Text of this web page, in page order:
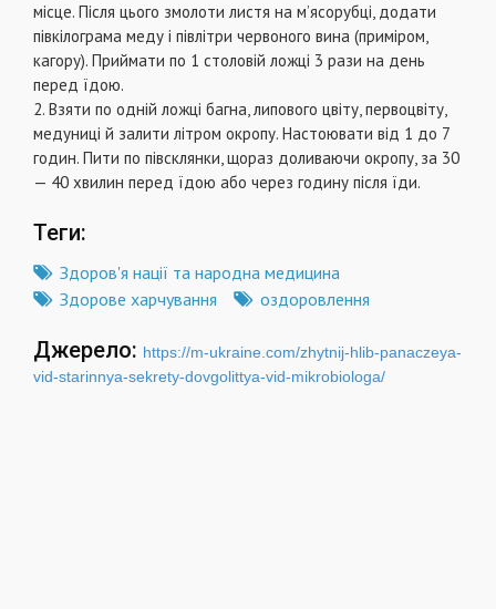
мiсце. Пiсля цього змолоти листя на м’ясорубцi, додати
пiвкiлограма меду i пiвлiтри червоного вина (примiром,
кагору). Приймати по 1 столовiй ложцi 3 рази на день
перед їдою.
2. Взяти по однiй ложцi багна, липового цвiту, первоцвiту,
медуницi й залити лiтром окропу. Настоювати вiд 1 до 7
годин. Пити по пiвсклянки, щораз доливаючи окропу, за 30
— 40 хвилин перед їдою або через годину пiсля їди.
Теги:
Здоров'я нації та народна медицина
Здорове харчування
оздоровлення
Джерело: https://m-ukraine.com/zhytnij-hlib-panaczeya-
vid-starinnya-sekrety-dovgolittya-vid-mikrobiologa/